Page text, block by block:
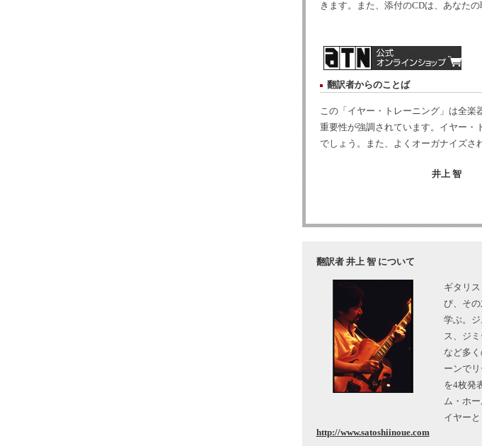
きます。また、添付のCDは、あなた
Armen Donelian
翻訳者からのことば
この「イヤー・トレーニング」は全楽
重要性が強調されています。イヤー・
でしょう。また、よくオーガナイズさ
井上 智
翻訳者 井上 智 について
ギタリ
び、そ
学ぶ。
ス、ジ
など多
ーンで
を4枚発
ム・ホ
イヤー
http://www.satoshiinoue.com